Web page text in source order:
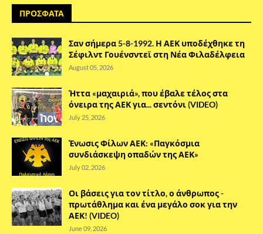
ΠΡΟΣΦΑΤΑ
Σαν σήμερα 5-8-1992. Η ΑΕΚ υποδέχθηκε τη
Σέφιλντ Γουένσντεϊ στη Νέα Φιλαδέλφεια
August 05, 2026
Ήττα «μαχαιριά», που έβαλε τέλος στα
όνειρα της ΑΕΚ για... σεντόνι (VIDEO)
July 25, 2026
Ένωσις Φίλων ΑΕΚ: «Παγκόσμια
συνδιάσκεψη οπαδών της ΑΕΚ»
July 02, 2026
Οι βάσεις για τον τίτλο, ο άνθρωπος -
πρωτάθλημα και ένα μεγάλο σοκ για την
ΑΕΚ! (VIDEO)
June 09, 2026